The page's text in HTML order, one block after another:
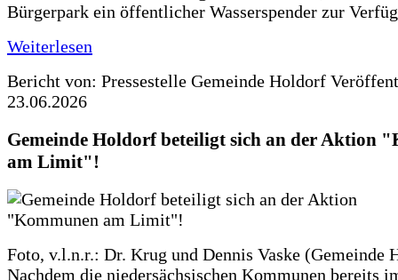
Bürgerpark ein öffentlicher Wasserspender zur
Weiterlesen
Bericht von: Pressestelle Gemeinde Holdorf
23.06.2026
Gemeinde Holdorf beteiligt sich an der Aktion
am Limit"!
Foto, v.l.n.r.: Dr. Krug und Dennis Vaske (Gemeinde
Nachdem die niedersächsischen Kommunen bereits